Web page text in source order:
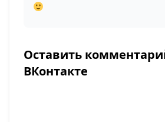
Оставить
ВКонтакте